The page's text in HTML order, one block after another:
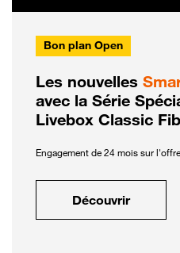
Bon plan Open
Les nouvelles
avec la Série
Livebox Classic
Engagement de 24 mois sur
Découvrir